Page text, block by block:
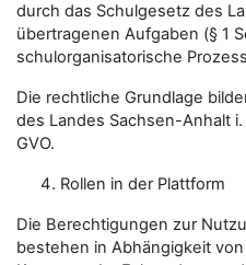
durch das Schulgesetz des
übertragenen Aufgaben (§ 1
schulorganisatorische
Die rechtliche Grundlage
des Landes Sachsen-Anhalt
GVO.
Rollen in der Plattform
Die Berechtigungen zur
bestehen in Abhängigkeit